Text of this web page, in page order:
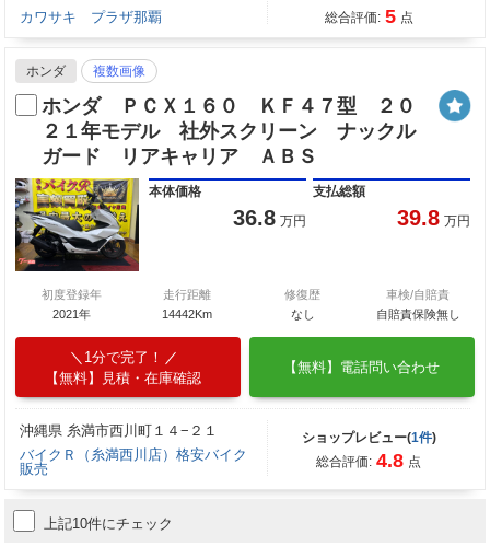
カワサキ プラザ那覇
総合評価: 5 点
ホンダ 複数画像
ホンダ ＰＣＸ１６０ ＫＦ４７型 ２０
２１年モデル 社外スクリーン ナックル
ガード リアキャリア ＡＢＳ
本体価格
36.8 万円
支払総額
39.8 万円
初度登録年
2021年
走行距離
14442Km
修復歴
なし
車検/自賠責
自賠責保険無し
1分で完了！
【無料】見積・在庫確認
【無料】電話問い合わせ
沖縄県 糸満市西川町１４−２１
バイクＲ（糸満西川店）格安バイク
販売
ショップレビュー(1件)
総合評価: 4.8 点
上記10件にチェック